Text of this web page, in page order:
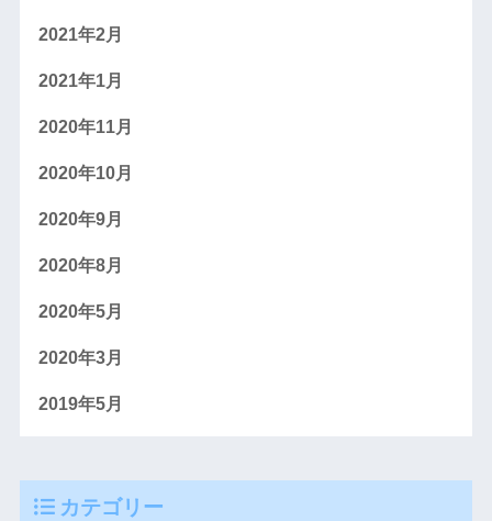
2021年2月
2021年1月
2020年11月
2020年10月
2020年9月
2020年8月
2020年5月
2020年3月
2019年5月
カテゴリー